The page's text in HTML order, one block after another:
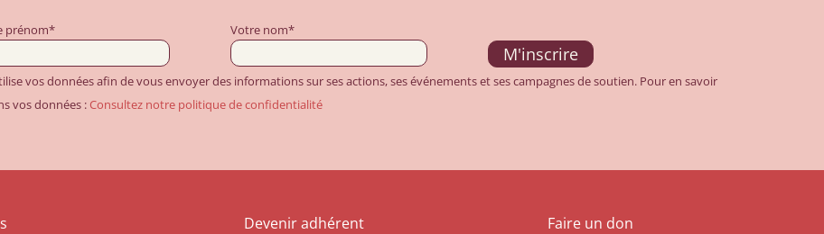
prénom* Votre nom*
vos données afin de vous envoyer des informations sur ses actions, ses événements et ses campagnes de soutien. Pour en savoir
vos données :Consultez notre politique de confidentialité
Devenir adhérent
Faire un don